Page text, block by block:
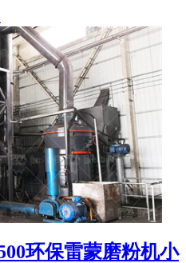
环保雷蒙磨粉机小